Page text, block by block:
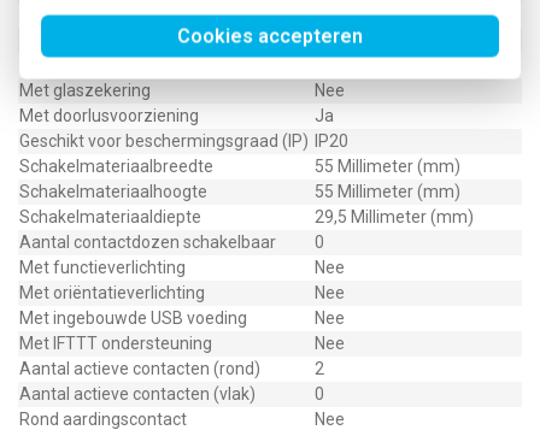
Cookies accepteren
Meeschakelende nul
Nee
Nee
Met glaszekering
Nee
Met doorlusvoorziening
Ja
Geschikt voor beschermingsgraad (IP)
IP20
Schakelmateriaalbreedte
55 Millimeter (mm)
Schakelmateriaalhoogte
55 Millimeter (mm)
Schakelmateriaaldiepte
29,5 Millimeter (mm)
Aantal contactdozen schakelbaar
0
Met functieverlichting
Nee
Met oriëntatieverlichting
Nee
Met ingebouwde USB voeding
Nee
Met IFTTT ondersteuning
Nee
Aantal actieve contacten (rond)
2
Aantal actieve contacten (vlak)
0
Rond aardingscontact
Nee